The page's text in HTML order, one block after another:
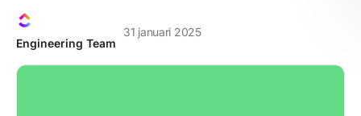
Engineering Team
31 januari 2025